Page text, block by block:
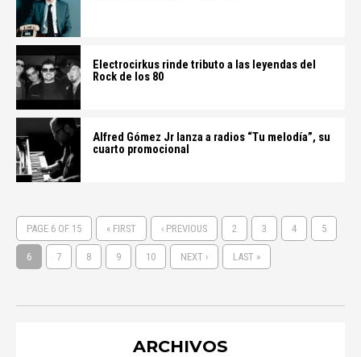
Electrocirkus rinde tributo a las leyendas del
Rock de los 80
Alfred Gómez Jr lanza a radios “Tu melodía”, su
cuarto promocional
PAGE 6 OF 15 « FIRST ‹ PREVIOUS 2 3 4 5
6 7 8 9 10 NEXT › LAST »
ARCHIVOS